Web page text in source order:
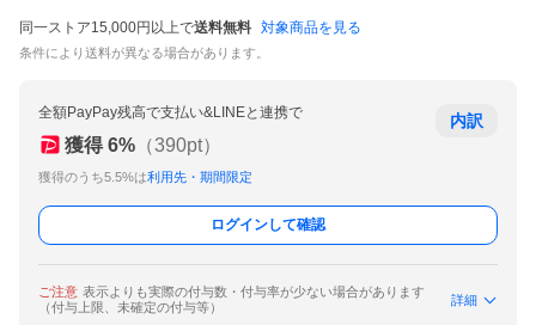
同一ストア15,000円以上で送料無料 対象商品を見る
条件により送料が異なる場合があります。
全額PayPay残高で支払い&LINEと連携で
獲得 6% （390pt）
獲得のうち5.5%は利用先・期間限定
内訳
ログインして確認
ご注意 表示よりも実際の付与数・付与率が少ない場合があります
（付与上限、未確定の付与等）
詳細